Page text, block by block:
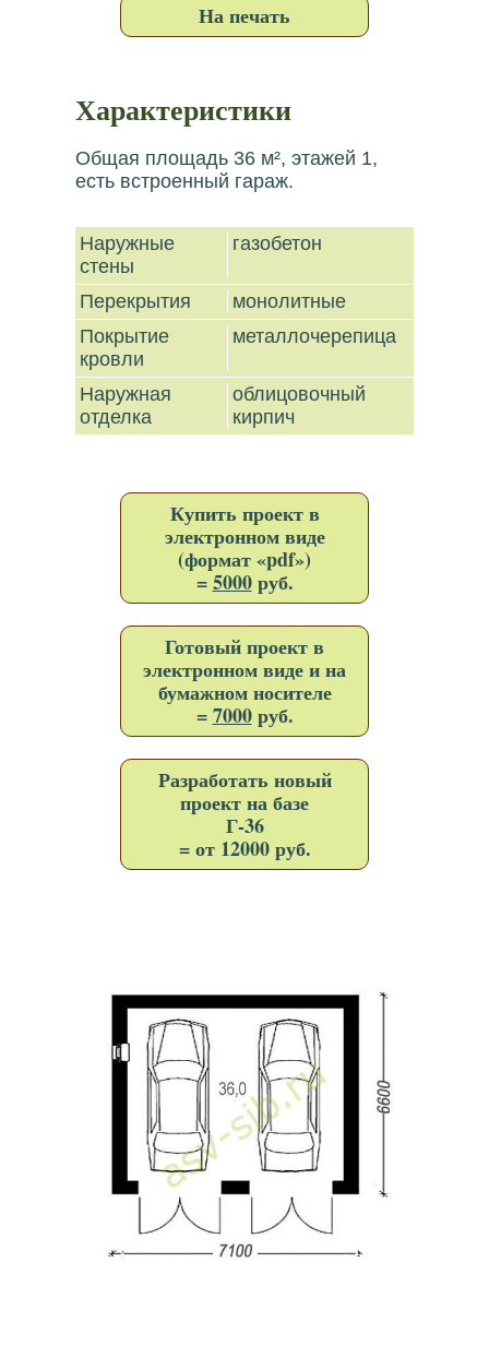
На печать
Характеристики
Общая площадь 36 м², этажей 1,
есть встроенный гараж.
Наружные
стены
газобетон
Перекрытия
монолитные
Покрытие
кровли
металлочерепица
Наружная
отделка
облицовочный
кирпич
Купить проект в
электронном виде
(формат «pdf»)
=5000руб.
Готовый проект в
электронном виде и на
бумажном носителе
=7000руб.
Разработать новый
проект на базе
Г-36
= от 12000 руб.